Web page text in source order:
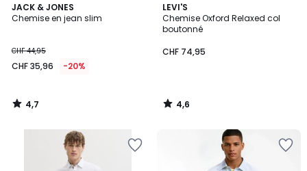
JACK & JONES
Chemise en jean slim
CHF 44,95
CHF 35,96 -20%
4,7
/ 5
4,7
/
LEVI'S
Chemise Oxford Relaxed col
boutonné
CHF 74,95
4,6
/ 5
4,6
/